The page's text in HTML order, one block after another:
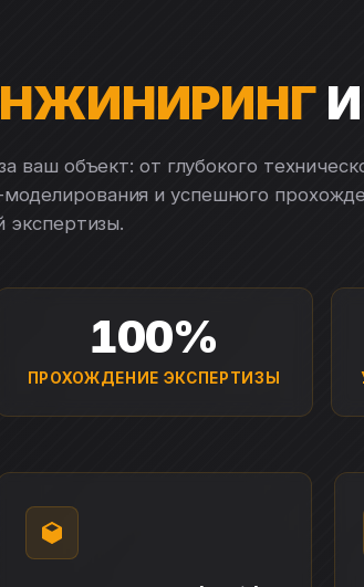
ваш объект: от глубокого
и успешного
экспертизы.
100%
ПРОХОЖДЕНИЕ ЭКСПЕРТИЗЫ